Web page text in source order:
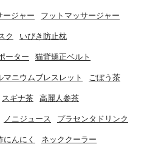
ージャー フットマッサージャー
ク いびき防止枕
ーター 猫背矯正ベルト
マニウムブレスレット ごぼう茶
スギナ茶 高麗人参茶
ノニジュース プラセンタドリンク
にんにく ネッククーラー